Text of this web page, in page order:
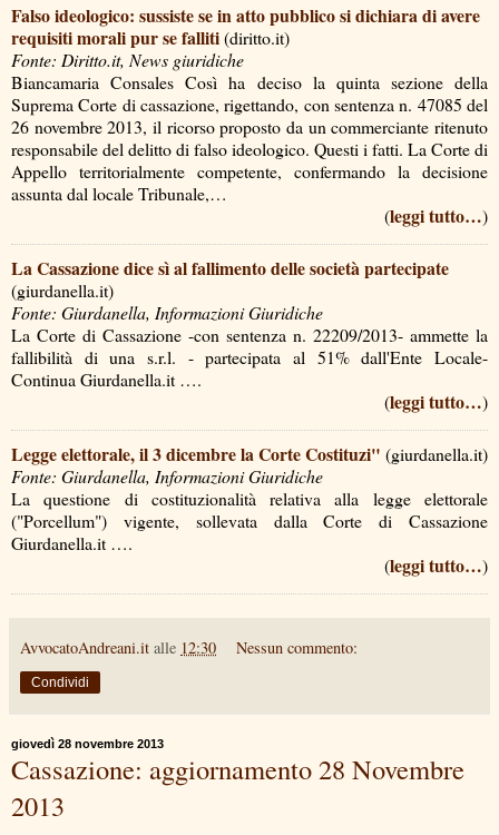
Falso ideologico: sussiste se in atto pubblico si dichiara di avere
requisiti morali pur se falliti(diritto.it)
Fonte: Diritto.it, News giuridiche
Biancamaria Consales Così ha deciso la quinta sezione della
Suprema Corte di cassazione, rigettando, con sentenza n. 47085 del
26 novembre 2013, il ricorso proposto da un commerciante ritenuto
responsabile del delitto di falso ideologico. Questi i fatti. La Corte di
Appello territorialmente competente, confermando la decisione
assunta dal locale Tribunale,…
(leggi tutto…)
La Cassazione dice sì al fallimento delle società partecipate
(giurdanella.it)
Fonte: Giurdanella, Informazioni Giuridiche
La Corte di Cassazione -con sentenza n. 22209/2013- ammette la
fallibilità di una s.r.l. - partecipata al 51% dall'Ente Locale-
Continua Giurdanella.it ….
(leggi tutto…)
Legge elettorale, il 3 dicembre la Corte Costituzi" (giurdanella.it)
Fonte: Giurdanella, Informazioni Giuridiche
La questione di costituzionalità relativa alla legge elettorale
("Porcellum") vigente, sollevata dalla Corte di Cassazione
Giurdanella.it ….
(leggi tutto…)
AvvocatoAndreani.it alle 12:30 Nessun commento:
Condividi
giovedì 28 novembre 2013
Cassazione: aggiornamento 28 Novembre
2013